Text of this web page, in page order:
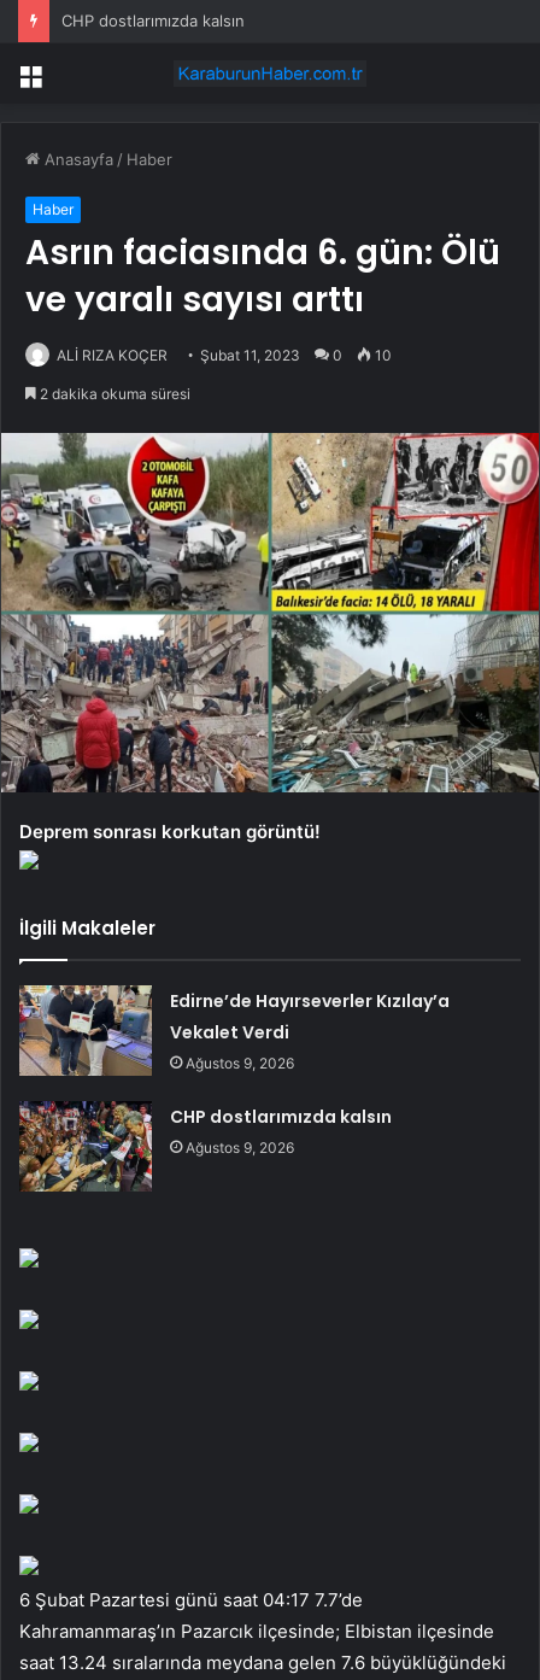
CHP dostlarımızda kalsın
Menü
Anasayfa / Haber
Haber
Asrın faciasında 6. gün: Ölü
ve yaralı sayısı arttı
ALİ RIZA KOÇER Şubat 11, 2023 0 10
2 dakika okuma süresi
Deprem sonrası korkutan görüntü!
İlgili Makaleler
Edirne’de Hayırseverler Kızılay’a
Vekalet Verdi
Ağustos 9, 2026
CHP dostlarımızda kalsın
Ağustos 9, 2026
6 Şubat Pazartesi günü saat 04:17 7.7’de
Kahramanmaraş’ın Pazarcık ilçesinde; Elbistan ilçesinde
saat 13.24 sıralarında meydana gelen 7.6 büyüklüğündeki